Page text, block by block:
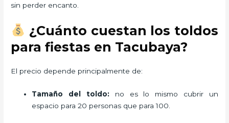
sin perder encanto.
¿Cuánto cuestan los toldos
para fiestas en Tacubaya?
El precio depende principalmente de:
Tamaño del toldo:no es lo mismo cubrir un
espacio para 20 personas que para 100.